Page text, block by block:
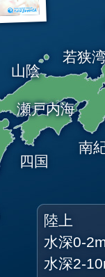
若狭
南
山陰
瀬戸内海
四国
陸上
水深0-
水深2-